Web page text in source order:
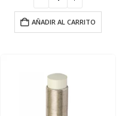
AÑADIR AL CARRITO